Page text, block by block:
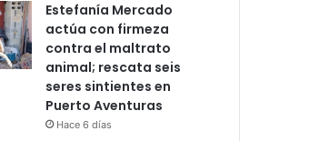
Estefanía Mercado
actúa con firmeza
contra el maltrato
animal; rescata seis
seres sintientes en
Puerto Aventuras
Hace 6 días